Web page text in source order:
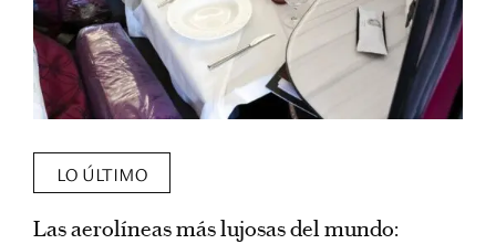
LO ÚLTIMO
Las aerolíneas más lujosas del mundo: